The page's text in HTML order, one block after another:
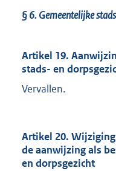
§ 6.Gemeentelijke
Artikel 19.
stads- en
Vervallen.
Artikel 20.
de aanwijzing als
en dorpsgezicht